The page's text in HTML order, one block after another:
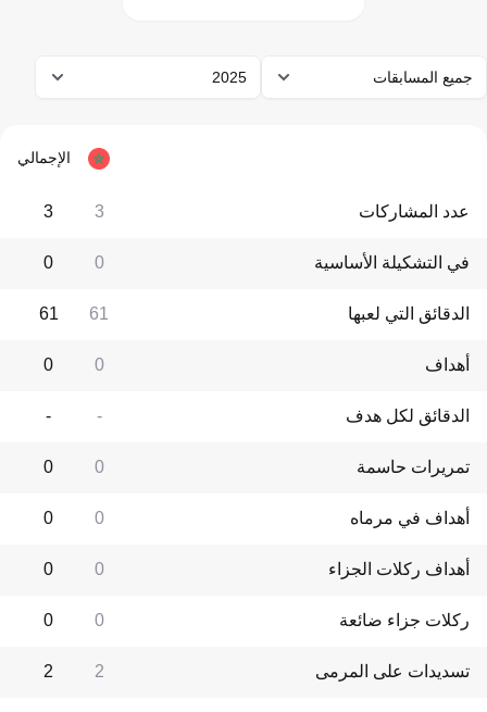
جميع المسابقات 2025
الإجمالي
عدد المشاركات 3
3
في التشكيلة الأساسية 0
0
الدقائق التي لعبها 61
61
أهداف 0
0
الدقائق لكل هدف -
-
تمريرات حاسمة 0
0
أهداف في مرماه 0
0
أهداف ركلات الجزاء 0
0
ركلات جزاء ضائعة 0
0
تسديدات على المرمى 2
2